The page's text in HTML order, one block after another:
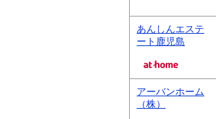
あんしんエステ
ート鹿児島
アーバンホーム
（株）